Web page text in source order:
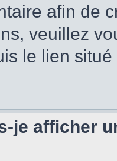
afin de
veuillez
le lien
je afficher